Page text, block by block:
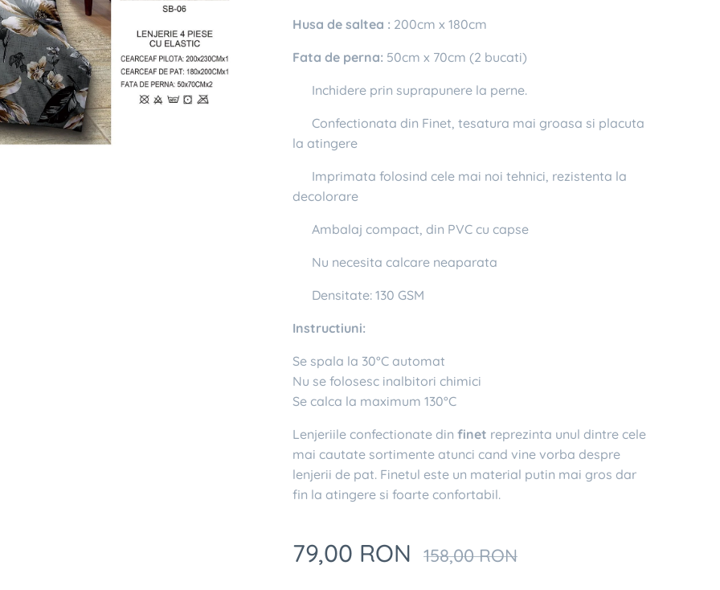
Husa de saltea : 200cm x 180cm
Fata de perna: 50cm x 70cm (2 bucati)
✔ Inchidere prin suprapunere la perne.
✔ Confectionata din Finet, tesatura mai groasa si placuta
la atingere
✔ Imprimata folosind cele mai noi tehnici, rezistenta la
decolorare
✔ Ambalaj compact, din PVC cu capse
✔ Nu necesita calcare neaparata
✔ Densitate: 130 GSM
Instructiuni:
Se spala la 30°C automat
Nu se folosesc inalbitori chimici
Se calca la maximum 130°C
Lenjeriile confectionate din finet reprezinta unul dintre cele
mai cautate sortimente atunci cand vine vorba despre
lenjerii de pat. Finetul este un material putin mai gros dar
fin la atingere si foarte confortabil.
79,00 RON 158,00RON